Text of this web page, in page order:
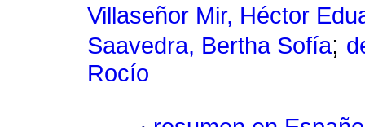
Villaseñor Mir, Héctor
Saavedra, Bertha Sofía;
Rocío